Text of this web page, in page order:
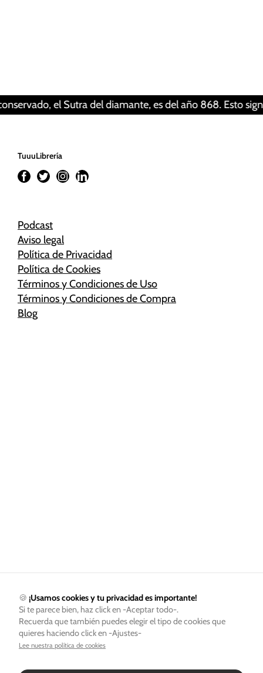
Sutra del diamante, es del año 868. Esto significa
TuuuLibrería
Podcast
Aviso legal
Política de Privacidad
Política de Cookies
Términos y Condiciones de Uso
Términos y Condiciones de Compra
Blog
🍪 ¡Usamos cookies y tu privacidad es importante!
Si te parece bien, haz click en -Aceptar todo-.
Recuerda que también puedes elegir el tipo de cookies que
quieres haciendo click en -Ajustes-
Lee nuestra política de cookies